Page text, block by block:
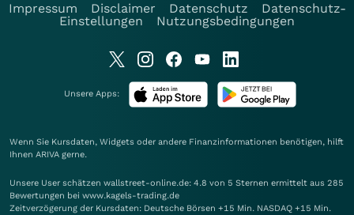
Impressum
Disclaimer Datenschutz
Datenschutz-
Einstellungen
Nutzungsbedingungen
Unsere Apps:
Wenn Sie Kursdaten, Widgets oder andere Finanzinformationen benötigen, hilft
Ihnen ARIVA gerne.
Unsere User schätzen wallstreet-online.de: 4.8 von 5 Sternen ermittelt aus 285
Bewertungen bei www.kagels-trading.de
Zeitverzögerung der Kursdaten: Deutsche Börsen +15 Min. NASDAQ +15 Min.